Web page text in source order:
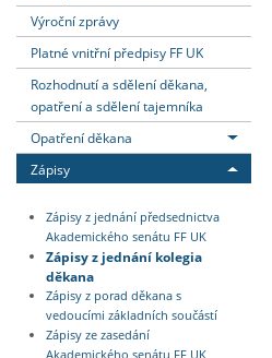
Výroční zprávy
Platné vnitřní předpisy FF UK
Rozhodnutí a sdělení děkana,
opatření a sdělení tajemníka
Opatření děkana
Zápisy
Zápisy z jednání předsednictva
Akademického senátu FF UK
Zápisy z jednání kolegia
děkana
Zápisy z porad děkana s
vedoucími základních součástí
Zápisy ze zasedání